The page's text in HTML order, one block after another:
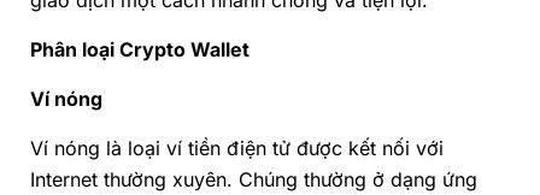
Phân loại Crypto Wallet
Ví nóng
Ví nóng là loại ví tiền điện tử được kết nối với
Internet thường xuyên. Chúng thường ở dạng ứng